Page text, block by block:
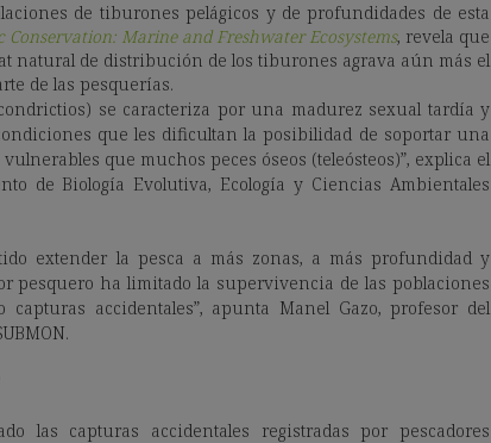
de tiburones pelágicos y de profundidades de esta
Conservation: Marine and Freshwater Ecosystems, revela que
natural de distribución de los tiburones agrava aún más el
de las pesquerías.
se caracteriza por una madurez sexual tardía y
que les dificultan la posibilidad de soportar una
que muchos peces óseos (teleósteos)”, explica el
de Biología Evolutiva, Ecología y Ciencias Ambientales
extender la pesca a más zonas, a más profundidad y
pesquero ha limitado la supervivencia de las poblaciones
accidentales”, apunta Manel Gazo, profesor del
las capturas accidentales registradas por pescadores